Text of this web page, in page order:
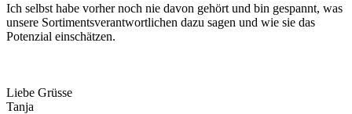
Ich selbst habe vorher noch nie davon gehört und bin gespannt, was
unsere Sortimentsverantwortlichen dazu sagen und wie sie das
Potenzial einschätzen.
Liebe Grüsse
Tanja